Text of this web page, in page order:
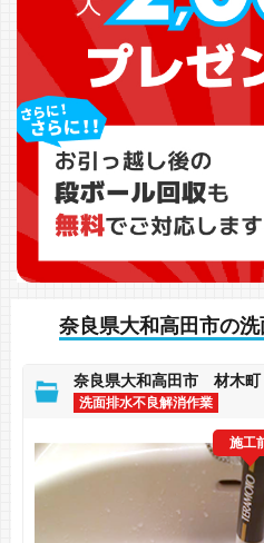
奈良県大和高田市の
奈良県大和高田市 材木
洗面排水不良解消作業
施工